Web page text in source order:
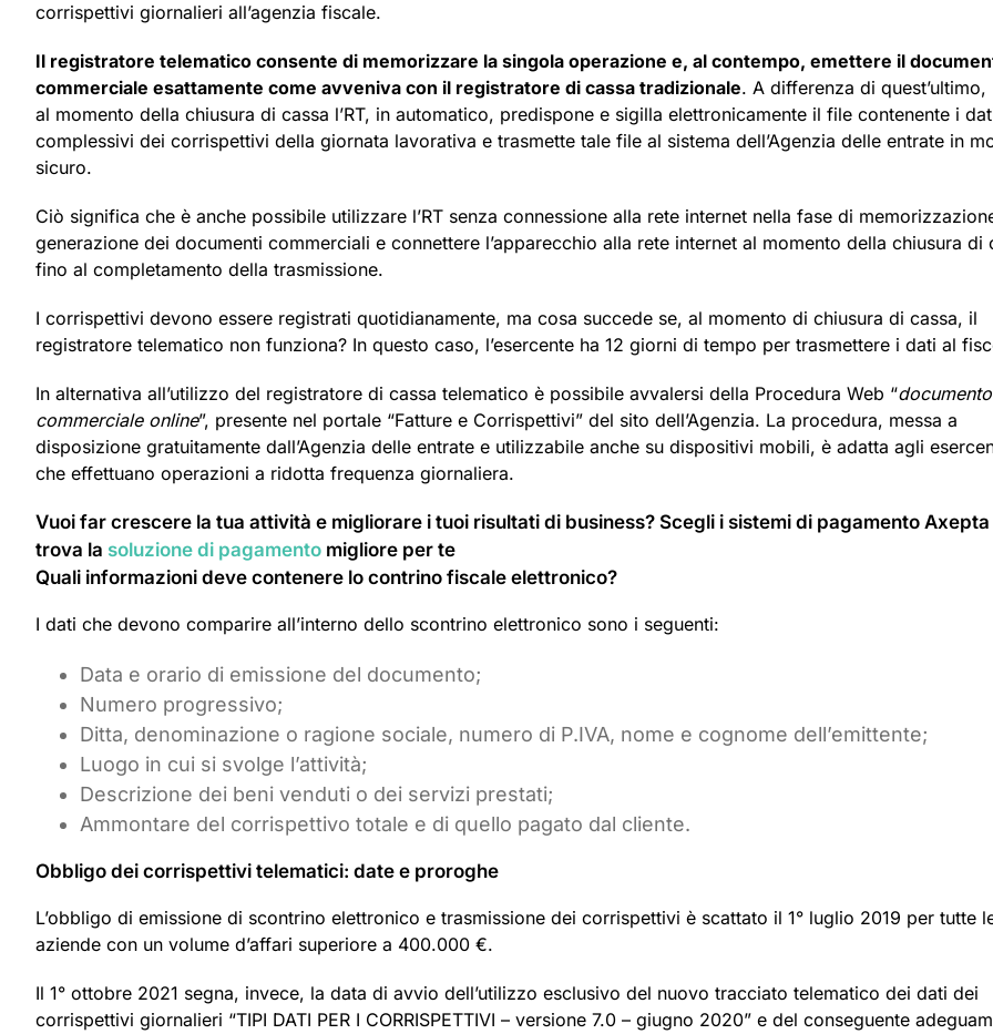
corrispettivi giornalieri all’agenzia fiscale.
Il registratore telematico consente di memorizzare la singola operazione e, al contempo, emettere il
commerciale esattamente come avveniva con il registratore di cassa tradizionale. A differenza di quest’ultimo,
al momento della chiusura di cassa l’RT, in automatico, predispone e sigilla elettronicamente il file contenente i
complessivi dei corrispettivi della giornata lavorativa e trasmette tale file al sistema dell’Agenzia delle entrate in
sicuro.
Ciò significa che è anche possibile utilizzare l’RT senza connessione alla rete internet nella fase di
generazione dei documenti commerciali e connettere l’apparecchio alla rete internet al momento della chiusura di
fino al completamento della trasmissione.
I corrispettivi devono essere registrati quotidianamente, ma cosa succede se, al momento di chiusura di cassa, il
registratore telematico non funziona? In questo caso, l’esercente ha 12 giorni di tempo per trasmettere i dati al
In alternativa all’utilizzo del registratore di cassa telematico è possibile avvalersi della Procedura Web “documento
commerciale online”, presente nel portale “Fatture e Corrispettivi” del sito dell’Agenzia. La procedura, messa a
disposizione gratuitamente dall’Agenzia delle entrate e utilizzabile anche su dispositivi mobili, è adatta agli
che effettuano operazioni a ridotta frequenza giornaliera.
Vuoi far crescere la tua attività e migliorare i tuoi risultati di business? Scegli i sistemi di pagamento Axepta
trova la soluzione di pagamento migliore per te
Quali informazioni deve contenere lo contrino fiscale elettronico?
I dati che devono comparire all’interno dello scontrino elettronico sono i seguenti:
Data e orario di emissione del documento;
Numero progressivo;
Ditta, denominazione o ragione sociale, numero di P.IVA, nome e cognome dell’emittente;
Luogo in cui si svolge l’attività;
Descrizione dei beni venduti o dei servizi prestati;
Ammontare del corrispettivo totale e di quello pagato dal cliente.
Obbligo dei corrispettivi telematici: date e proroghe
L’obbligo di emissione di scontrino elettronico e trasmissione dei corrispettivi è scattato il 1° luglio 2019 per tutte
aziende con un volume d’affari superiore a 400.000 €.
Il 1° ottobre 2021 segna, invece, la data di avvio dell’utilizzo esclusivo del nuovo tracciato telematico dei dati dei
corrispettivi giornalieri “TIPI DATI PER I CORRISPETTIVI – versione 7.0 – giugno 2020” e del conseguente